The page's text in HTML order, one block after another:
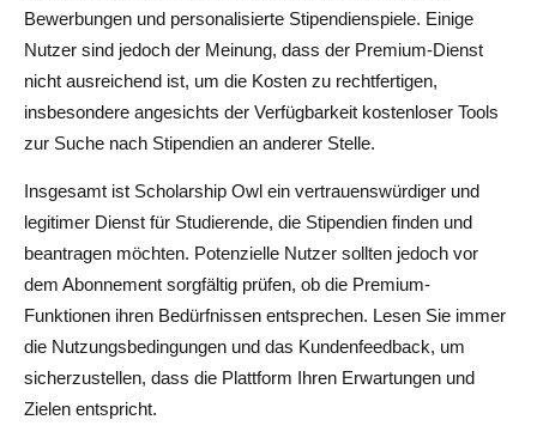
Bewerbungen und personalisierte Stipendienspiele. Einige
Nutzer sind jedoch der Meinung, dass der Premium-Dienst
nicht ausreichend ist, um die Kosten zu rechtfertigen,
insbesondere angesichts der Verfügbarkeit kostenloser Tools
zur Suche nach Stipendien an anderer Stelle.
Insgesamt ist Scholarship Owl ein vertrauenswürdiger und
legitimer Dienst für Studierende, die Stipendien finden und
beantragen möchten. Potenzielle Nutzer sollten jedoch vor
dem Abonnement sorgfältig prüfen, ob die Premium-
Funktionen ihren Bedürfnissen entsprechen. Lesen Sie immer
die Nutzungsbedingungen und das Kundenfeedback, um
sicherzustellen, dass die Plattform Ihren Erwartungen und
Zielen entspricht.